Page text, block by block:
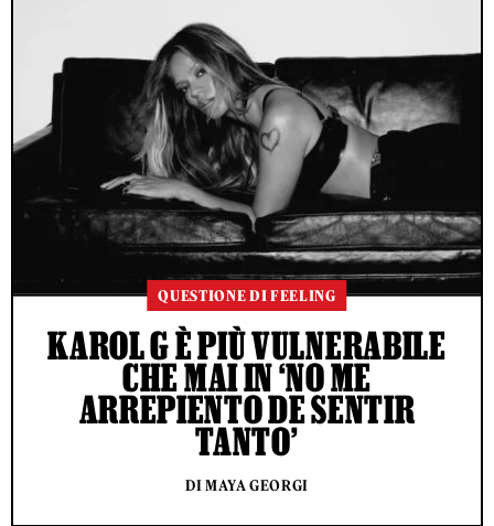
QUESTIONE DI FEELING
KAROL G È PIÙ VULNERABILE
CHE MAI IN ‘NO ME
ARREPIENTO DE SENTIR
TANTO’
DI MAYA GEORGI